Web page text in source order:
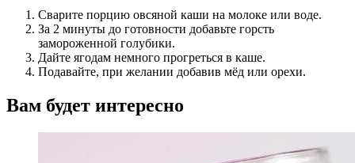
Сварите порцию овсяной каши на молоке или воде.
За 2 минуты до готовности добавьте горсть
замороженной голубики.
Дайте ягодам немного прогреться в каше.
Подавайте, при желании добавив мёд или орехи.
Вам будет интересно